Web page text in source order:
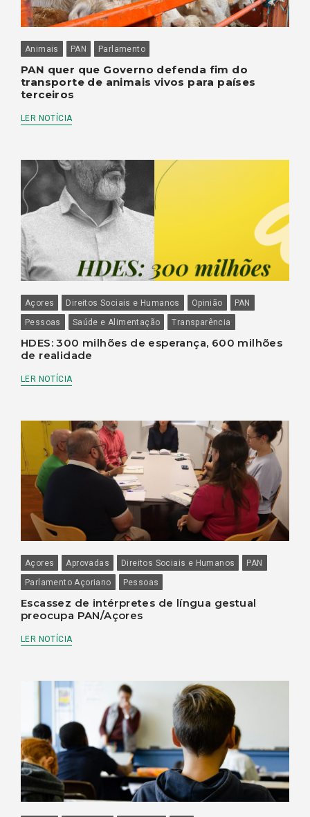
Animais PAN Parlamento
PAN quer que Governo defenda fim do
transporte de animais vivos para países
terceiros
LER NOTÍCIA
Açores Direitos Sociais e Humanos Opinião
PAN
Pessoas
Saúde e Alimentação Transparência
HDES: 300 milhões de esperança, 600 milhões
de realidade
LER NOTÍCIA
Açores Aprovadas Direitos Sociais e Humanos
PAN
Parlamento Açoriano
Pessoas
Escassez de intérpretes de língua gestual
preocupa PAN/Açores
LER NOTÍCIA